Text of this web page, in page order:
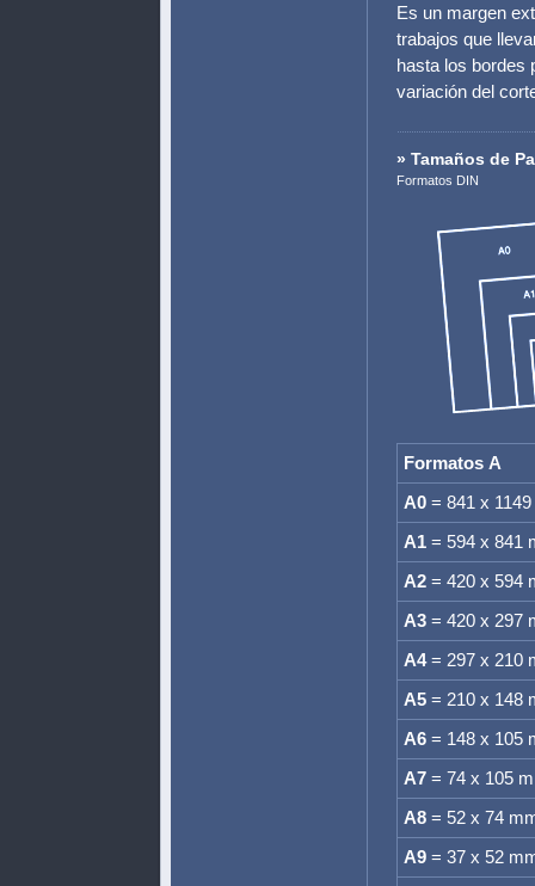
Es un margen
trabajos que
hasta los bordes
variación del
» Tamaños de
Formatos DIN
Formatos A
A0 = 841 x
A1 = 594 x 841
A2 = 420 x 594
A3 = 420 x 297
A4= 297 x 210
A5 = 210 x 148
A6 = 148 x 105
A7 = 74 x 105
A8 = 52 x 74
A9 = 37 x 52